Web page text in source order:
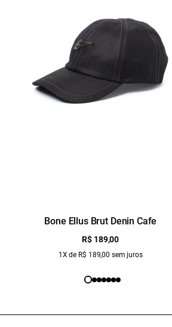
Bone Ellus Brut Denin Cafe
R$ 189,00
1X de R$ 189,00 sem juros